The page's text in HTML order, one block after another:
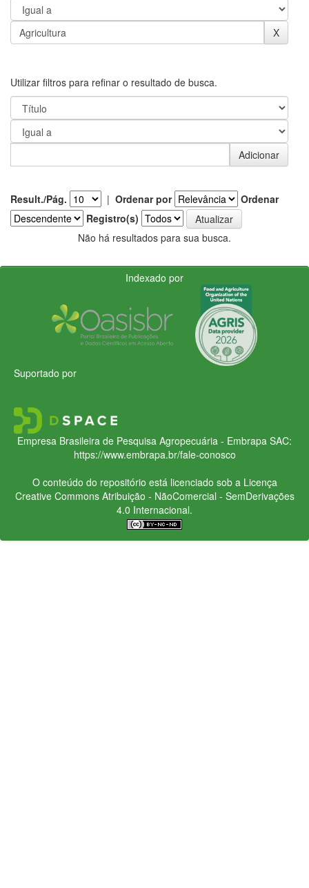
Utilizar filtros para refinar o resultado de busca.
Result./Pág. | Ordenar por
Ordenar
Registro(s)
Não há resultados para sua busca.
Indexado por
Suportado por
Empresa Brasileira de Pesquisa Agropecuária - Embrapa SAC:
https://www.embrapa.br/fale-conosco
O conteúdo do repositório está licenciado sob a Licença
Creative CommonsAtribuição - NãoComercial - SemDerivações
4.0 Internacional.